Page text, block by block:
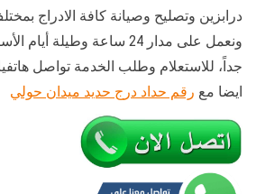
درابزين وتصليح وصيانة كافة الادراج
ونعمل على مدار 24 ساعة
جداً، للاستعلام وطلب الخدمة تواصل
ايضا مع رقم حداد درج حديد ميدان حولي